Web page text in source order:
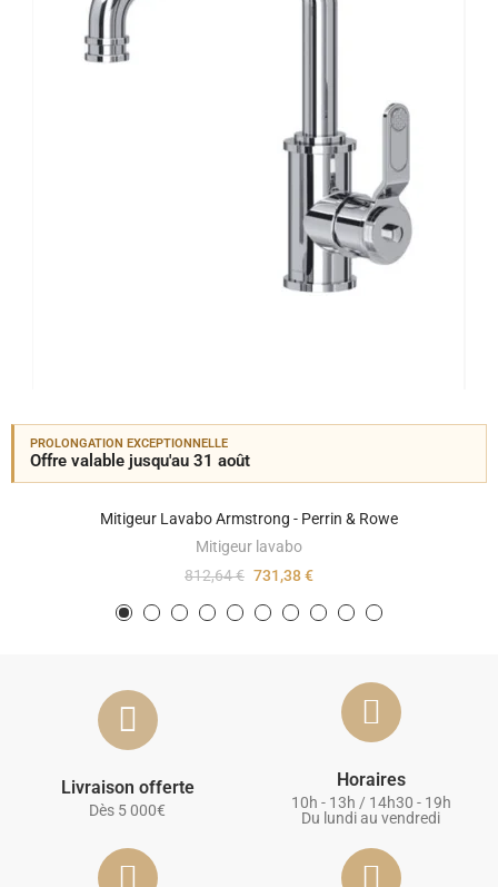
PROLONGATION EXCEPTIONNELLE
Offre valable jusqu'au 31 août
Mitigeur Lavabo Armstrong - Perrin & Rowe
Mitigeur lavabo
812,64 € 731,38 €
Livraison offerte
Dès 5 000€
Horaires
10h - 13h / 14h30 - 19h
Du lundi au vendredi